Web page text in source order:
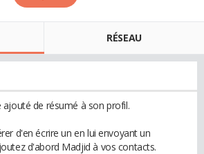
RÉSEAU
de résumé à son profil.
d'en écrire un en lui envoyant un
d'abord Madjid à vos contacts.